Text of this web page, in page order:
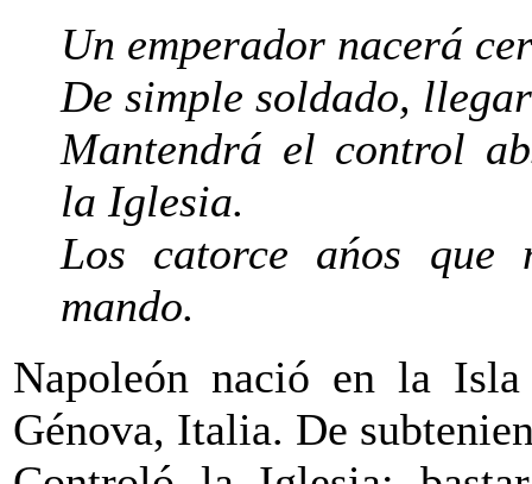
Un emperador nacerá
De simple soldado,
Mantendrá el control
la Iglesia.
Los catorce ańos que
mando.
Napoleón nació en la
Génova, Italia. De